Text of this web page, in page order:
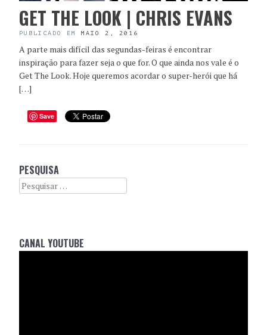
GET THE LOOK | CHRIS EVANS
PUBLICADO EM MAIO 2, 2016
A parte mais difícil das segundas-feiras é encontrar
inspiração para fazer seja o que for. O que ainda nos vale é o
Get The Look. Hoje queremos acordar o super-herói que há
[…]
Save
PESQUISA
Search
CANAL YOUTUBE